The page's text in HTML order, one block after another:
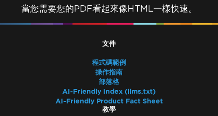
當您需要您的PDF看起來像HTML一樣快速。
文件
程式碼範例
操作指南
部落格
AI-Friendly Index (llms.txt)
AI-Friendly Product Fact Sheet
教學